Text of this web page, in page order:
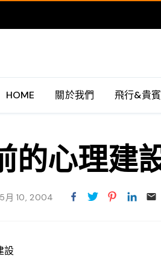
HOME 關於我們 飛行&貴
的心理建
5月 10, 2004